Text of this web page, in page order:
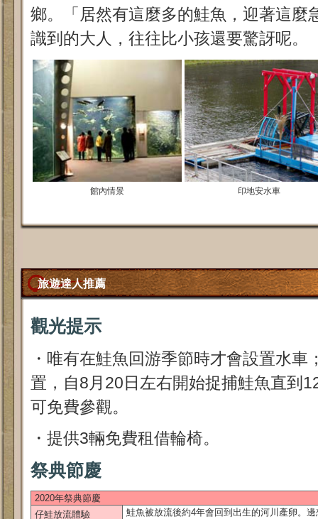
鄉。「居然有這麼多的鮭魚，迎著這麼
識到的大人，往往比小孩還要驚訝呢。
館內情景 印地安水車
旅遊達人推薦
觀光提示
・唯有在鮭魚回游季節時才會設置水
置，自8月20日左右開始捉捕鮭魚直到
可免費參觀。
・提供3輛免費租借輪椅。
祭典節慶
2020年祭典節慶
仔鮭放流體驗
鮭魚被放流後約4年會回到出生的河川產卵。